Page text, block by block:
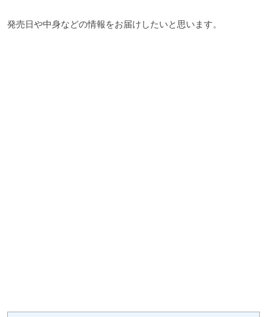
発売日や中身などの情報をお届けしたいと思います。